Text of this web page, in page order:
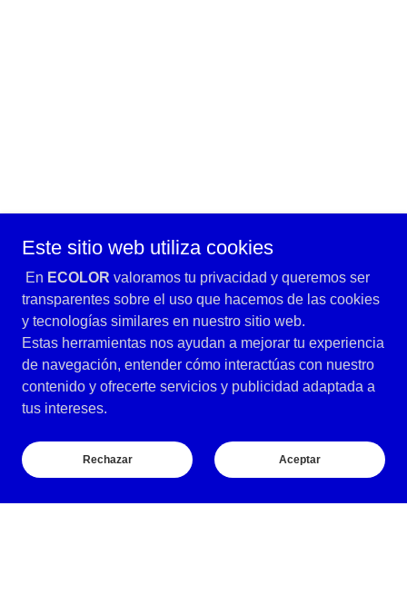
Este sitio web utiliza cookies
En ECOLOR valoramos tu privacidad y queremos ser
transparentes sobre el uso que hacemos de las cookies
y tecnologías similares en nuestro sitio web.
Estas herramientas nos ayudan a mejorar tu experiencia
de navegación, entender cómo interactúas con nuestro
contenido y ofrecerte servicios y publicidad adaptada a
tus intereses.
Rechazar Aceptar